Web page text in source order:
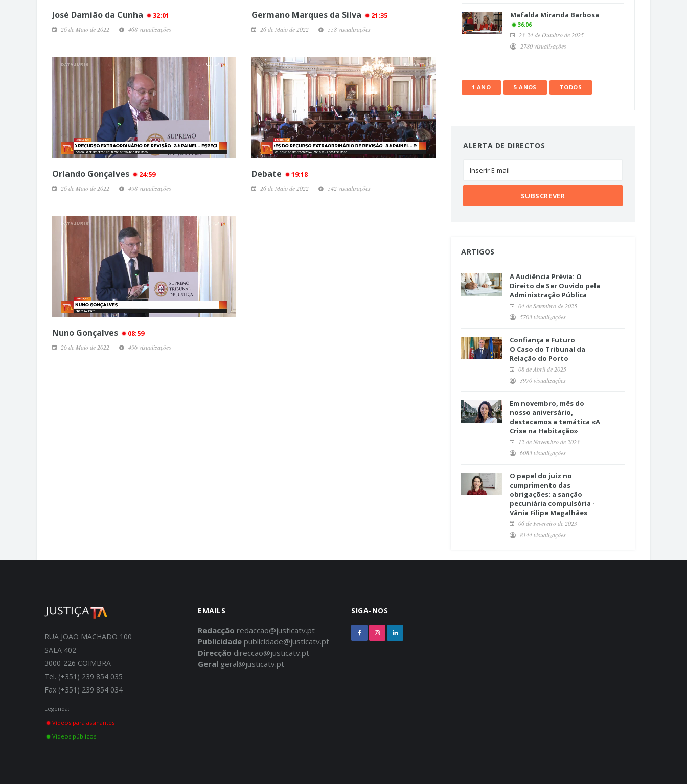
José Damião da Cunha 32:01
26 de Maio de 2022 468 visualizações
Germano Marques da Silva 21:35
26 de Maio de 2022 558 visualizações
Orlando Gonçalves 24:59
26 de Maio de 2022 498 visualizações
Debate 19:18
26 de Maio de 2022 542 visualizações
Nuno Gonçalves 08:59
26 de Maio de 2022 496 visualizações
Mafalda Miranda Barbosa
36:06
23-24 de Outubro de 2025
2780 visualizações
1 ANO 5 ANOS TODOS
ALERTA DE DIRECTOS
ARTIGOS
A Audiência Prévia: O
Direito de Ser Ouvido pela
Administração Pública
04 de Setembro de 2025
5703 visualizações
Confiança e Futuro
O Caso do Tribunal da
Relação do Porto
08 de Abril de 2025
3970 visualizações
Em novembro, mês do
nosso aniversário,
destacamos a temática «A
Crise na Habitação»
12 de Novembro de 2023
6083 visualizações
O papel do juiz no
cumprimento das
obrigações: a sanção
pecuniária compulsória -
Vânia Filipe Magalhães
06 de Fevereiro de 2023
8144 visualizações
RUA JOÃO MACHADO 100
SALA 402
3000-226 COIMBRA
Tel. (+351) 239 854 035
Fax (+351) 239 854 034
Legenda:
Vídeos para assinantes
Vídeos públicos
EMAILS
Redacção redaccao@justicatv.pt
Publicidade publicidade@justicatv.pt
Direcção direccao@justicatv.pt
Geral geral@justicatv.pt
SIGA-NOS